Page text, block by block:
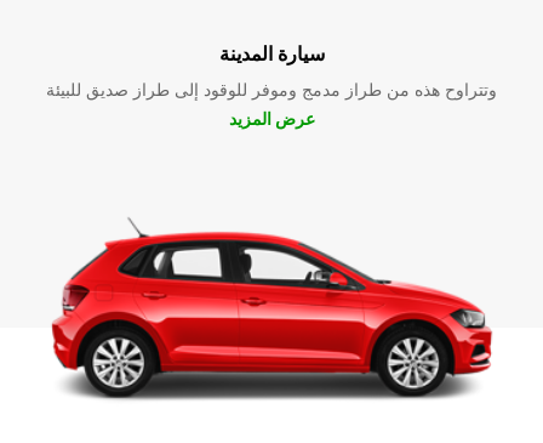
سيارة المدينة
وتتراوح هذه من طراز مدمج وموفر للوقود إلى طراز صديق للبيئة
عرض المزيد